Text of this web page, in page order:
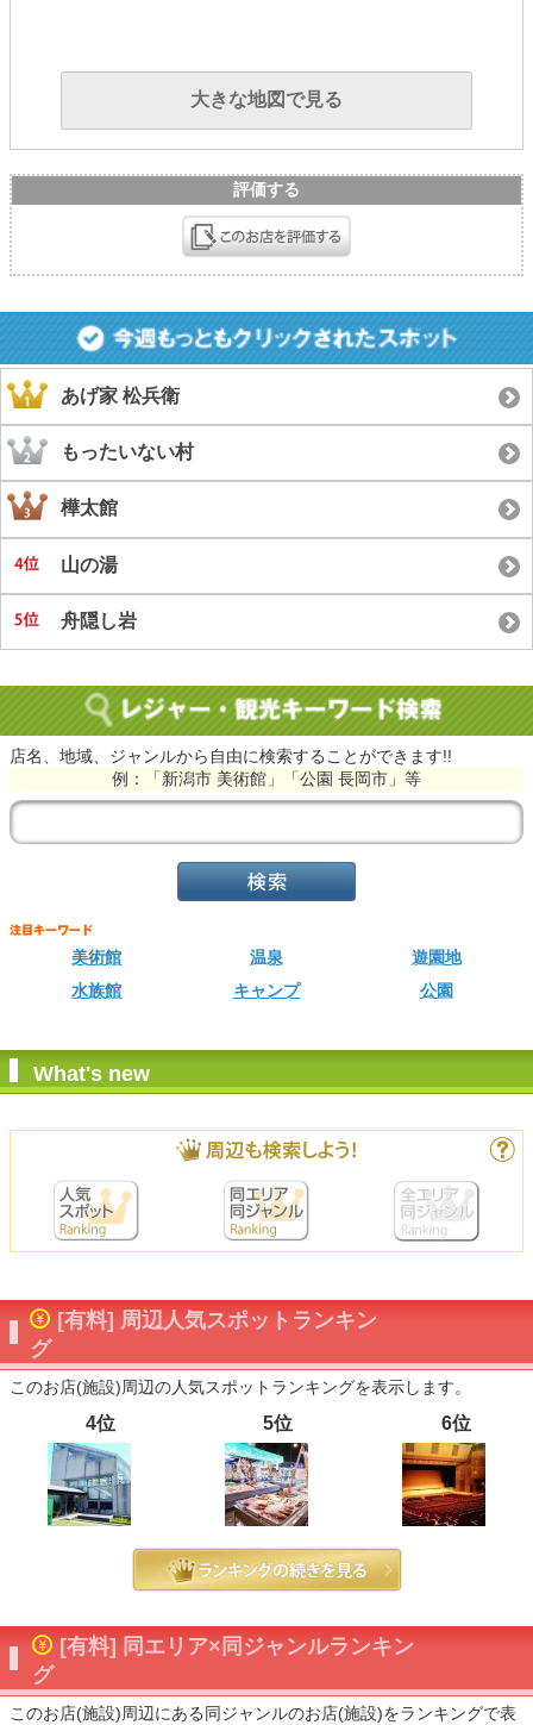
大きな地図で見る
評価する
あげ家 松兵衛
もったいない村
樺太館
山の湯
舟隠し岩
店名、地域、ジャンルから自由に検索することができます!!
例：「新潟市 美術館」「公園 長岡市」等
美術館 温泉
遊園地
水族館
キャンプ 公園
What's new
[有料] 周辺人気スポットランキン
グ
このお店(施設)周辺の人気スポットランキングを表示します。
4位 5位 6位
[有料] 同エリア×同ジャンルランキン
グ
このお店(施設)周辺にある同ジャンルのお店(施設)をランキングで表